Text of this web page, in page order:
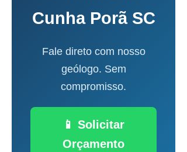
Cunha Porã SC
Fale direto com nosso
geólogo. Sem
compromisso.
📱 Solicitar
Orçamento